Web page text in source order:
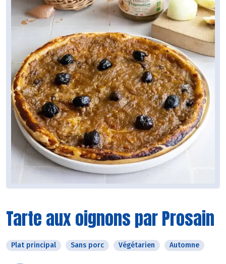
Tarte aux oignons par Prosain
Plat principal Sans porc Végétarien Automne